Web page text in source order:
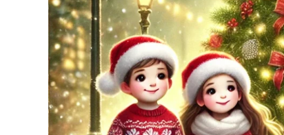
SÉJOUR EXPLORATOIRE À
THÉMATIQUE
AGROALIMENTAIRE DANS LA
MRC DES BASQUES
PUBLIÉ LE30 JUIN 2026
Du 25 au 27 septembre 2026. Une occasion pour
la relève de découvrir le territoire et de faire des
liens avec le milieu local